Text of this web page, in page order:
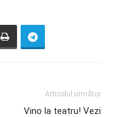
Articolul următor
Vino la teatru! Vezi